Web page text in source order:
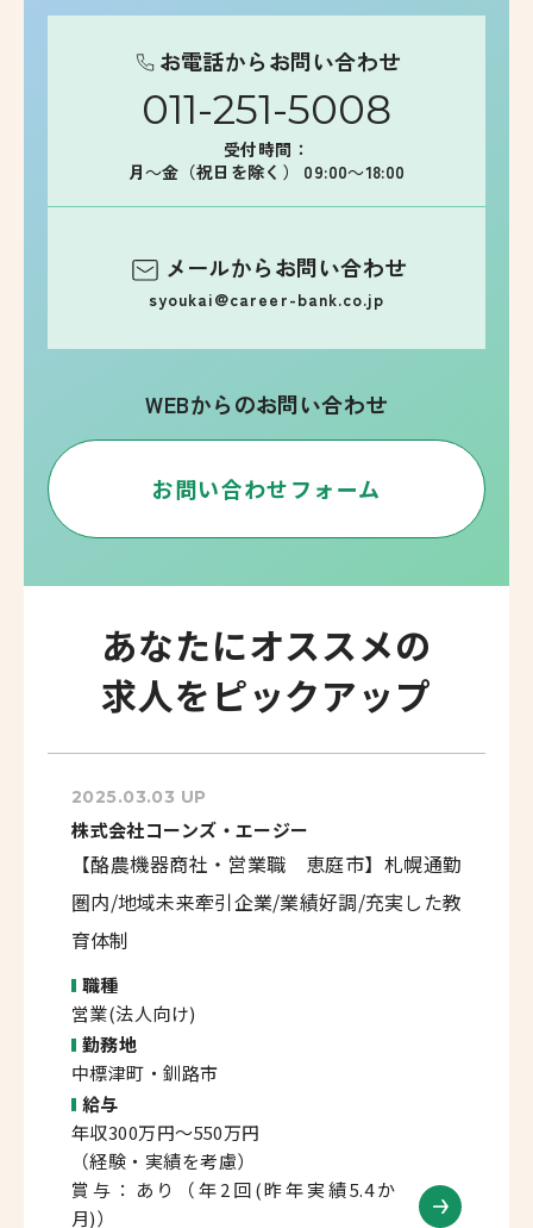
お電話からお問い合わせ
011-251-5008
受付時間：
月～金（祝日を除く） 09:00～18:00
メールからお問い合わせ
syoukai@career-bank.co.jp
WEBからのお問い合わせ
お問い合わせフォーム
あなたにオススメの
求人をピックアップ
2025.03.03 UP
株式会社コーンズ・エージー
【酪農機器商社・営業職 恵庭市】札幌通勤
圏内/地域未来牽引企業/業績好調/充実した教
育体制
職種
営業(法人向け)
勤務地
中標津町・釧路市
給与
年収300万円～550万円
（経験・実績を考慮）
賞与：あり（年2回(昨年実績5.4か
月)）